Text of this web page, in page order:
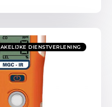
DIENSTVERLENING